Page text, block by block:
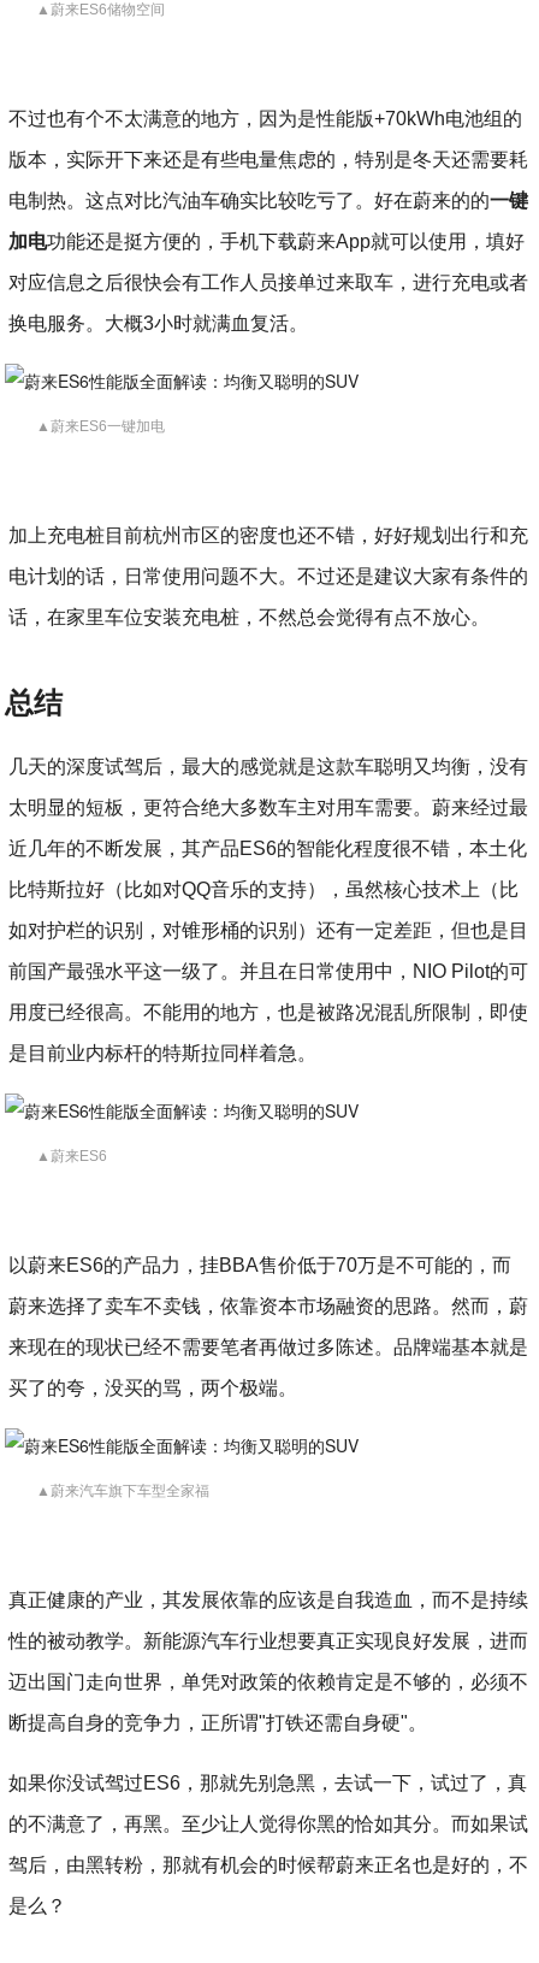
▲蔚来ES6储物空间
不过也有个不太满意的地方，因为是性能版+70kWh电池组的
版本，实际开下来还是有些电量焦虑的，特别是冬天还需要耗
电制热。这点对比汽油车确实比较吃亏了。好在蔚来的的一键
加电功能还是挺方便的，手机下载蔚来App就可以使用，填好
对应信息之后很快会有工作人员接单过来取车，进行充电或者
换电服务。大概3小时就满血复活。
▲蔚来ES6一键加电
加上充电桩目前杭州市区的密度也还不错，好好规划出行和充
电计划的话，日常使用问题不大。不过还是建议大家有条件的
话，在家里车位安装充电桩，不然总会觉得有点不放心。
总结
几天的深度试驾后，最大的感觉就是这款车聪明又均衡，没有
太明显的短板，更符合绝大多数车主对用车需要。蔚来经过最
近几年的不断发展，其产品ES6的智能化程度很不错，本土化
比特斯拉好（比如对QQ音乐的支持），虽然核心技术上（比
如对护栏的识别，对锥形桶的识别）还有一定差距，但也是目
前国产最强水平这一级了。并且在日常使用中，NIO Pilot的可
用度已经很高。不能用的地方，也是被路况混乱所限制，即使
是目前业内标杆的特斯拉同样着急。
▲蔚来ES6
以蔚来ES6的产品力，挂BBA售价低于70万是不可能的，而
蔚来选择了卖车不卖钱，依靠资本市场融资的思路。然而，蔚
来现在的现状已经不需要笔者再做过多陈述。品牌端基本就是
买了的夸，没买的骂，两个极端。
▲蔚来汽车旗下车型全家福
真正健康的产业，其发展依靠的应该是自我造血，而不是持续
性的被动教学。新能源汽车行业想要真正实现良好发展，进而
迈出国门走向世界，单凭对政策的依赖肯定是不够的，必须不
断提高自身的竞争力，正所谓"打铁还需自身硬"。
如果你没试驾过ES6，那就先别急黑，去试一下，试过了，真
的不满意了，再黑。至少让人觉得你黑的恰如其分。而如果试
驾后，由黑转粉，那就有机会的时候帮蔚来正名也是好的，不
是么？